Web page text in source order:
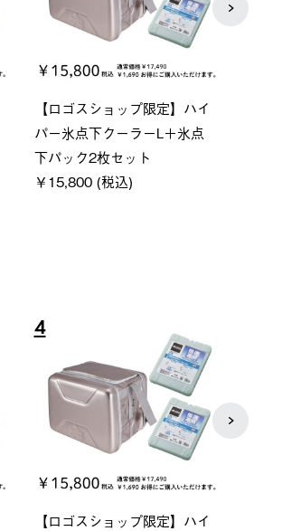
Q-TOP ソーラーサンドブロッ
クサンシェード-BF
￥16,800 (税込)
8
Q-TOP ソーラーサンドブロッ